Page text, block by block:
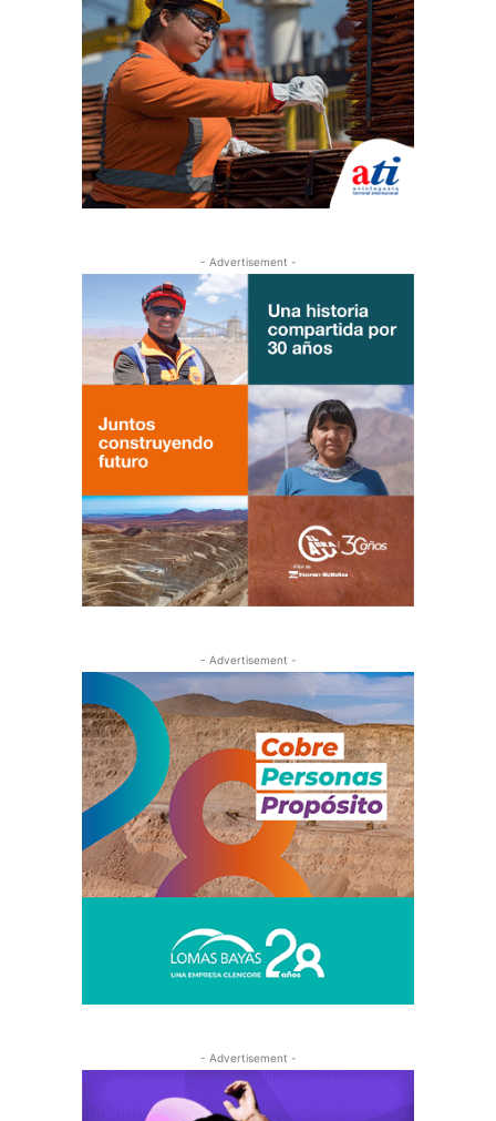
- Advertisement -
- Advertisement -
- Advertisement -